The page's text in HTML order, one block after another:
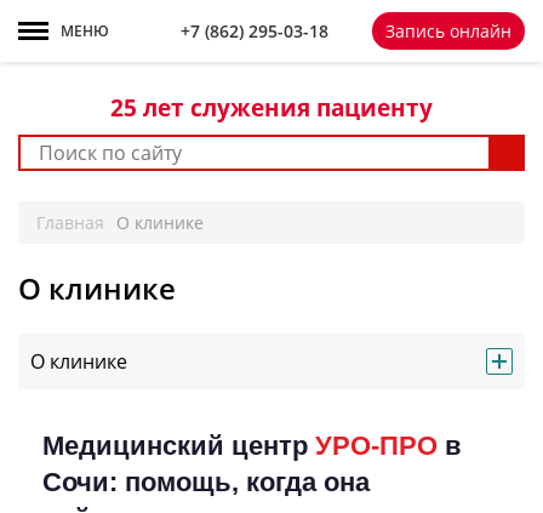
+7 861 298-92-98
25 лет служения пациенту
МЕНЮ +7 (862) 295-03-18 Запись онлайн
Главная О клинике
О клинике
О клинике
Медицинский центр УРО-ПРО в
Сочи: помощь, когда она